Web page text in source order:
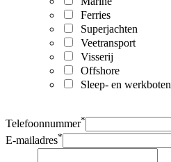
Ferries
Superjachten
Veetransport
Visserij
Offshore
Sleep- en werkboten
Telefoonnummer*
E-mailadres*